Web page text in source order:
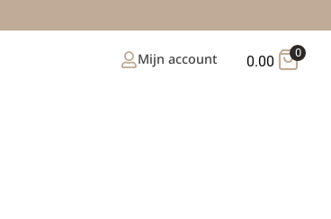
Mijn account 0.00
0